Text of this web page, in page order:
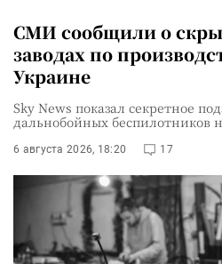
СМИ сообщили о
заводах по
Украине
Sky News показал секретное
дальнобойных беспилотников
6 августа 2026, 18:20 17